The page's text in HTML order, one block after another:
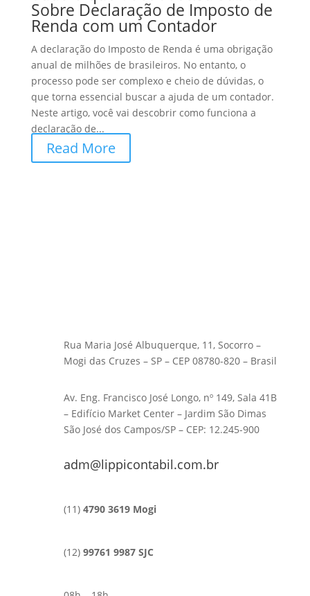
Sobre Declaração de Imposto de
Renda com um Contador
A declaração do Imposto de Renda é uma obrigação
anual de milhões de brasileiros. No entanto, o
processo pode ser complexo e cheio de dúvidas, o
que torna essencial buscar a ajuda de um contador.
Neste artigo, você vai descobrir como funciona a
declaração de...
Read More
Rua Maria José Albuquerque, 11, Socorro –
Mogi das Cruzes – SP – CEP 08780-820 – Brasil
Av. Eng. Francisco José Longo, nº 149, Sala 41B
– Edifício Market Center – Jardim São Dimas
São José dos Campos/SP – CEP: 12.245-900
adm@lippicontabil.com.br
(11) 4790 3619 Mogi
(12) 99761 9987 SJC